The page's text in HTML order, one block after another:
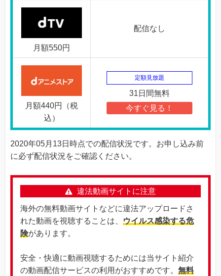
月額550円
配信なし
月額440円（税
込）
定額見放題
31日間無料
今すぐ見る！
2020年05月13日時点での配信状況です。お申し込み前
に必ず配信状況をご確認ください。
違法動画サイトに注意
海外の無料動画サイトなどに違法アップロードさ
れた動画を視聴することは、
ウイルス感染する危
険があります。
安全・快適に動画視聴するためには当サイト紹介
の動画配信サービスの利用がおすすめです。 無料